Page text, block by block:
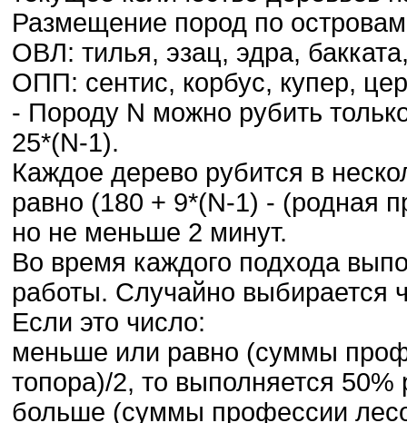
Размещение пород по
ОВЛ: тилья, эзац, эдра,
ОПП: сентис, корбус, купер,
- Породу N можно рубить
25*(N-1).
Каждое дерево рубится в
равно (180 + 9*(N-1) - (родная
но не меньше 2 минут.
Во время каждого подхода
работы. Случайно выбирается
Если это число:
меньше или равно (суммы
топора)/2, то выполняется 50%
больше (суммы профессии